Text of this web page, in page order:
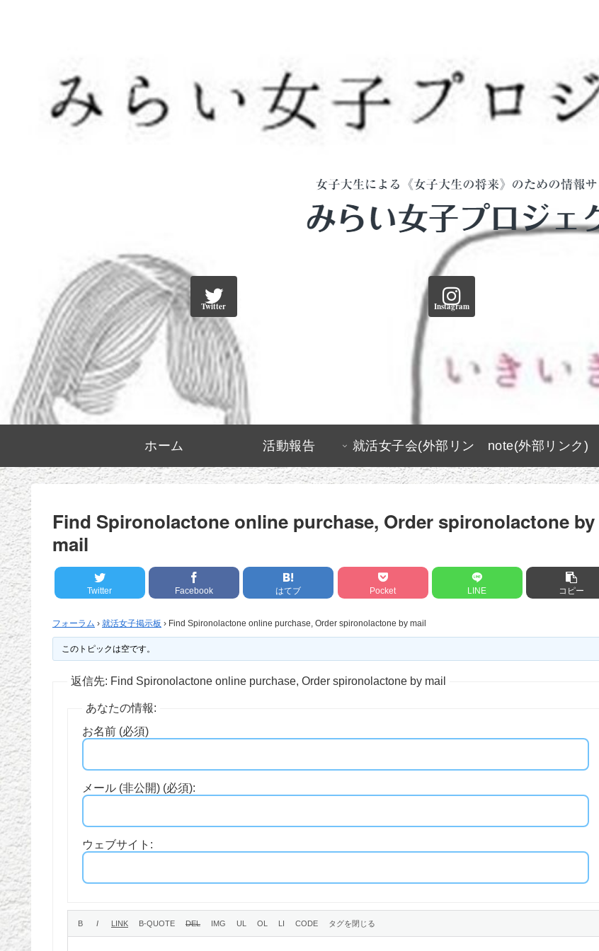
Twitter Instagram
ホーム 活動報告 就活女子会(外部リン
ク)
note(外部リンク)
Find Spironolactone online purchase, Order spironolactone by
mail
Twitter Facebook はてブ Pocket LINE コピー
フォーラム › 就活女子掲示板 › Find Spironolactone online purchase, Order spironolactone by mail
このトピックは空です。
返信先: Find Spironolactone online purchase, Order spironolactone by mail
あなたの情報:
お名前 (必須)
メール (非公開) (必須):
ウェブサイト: